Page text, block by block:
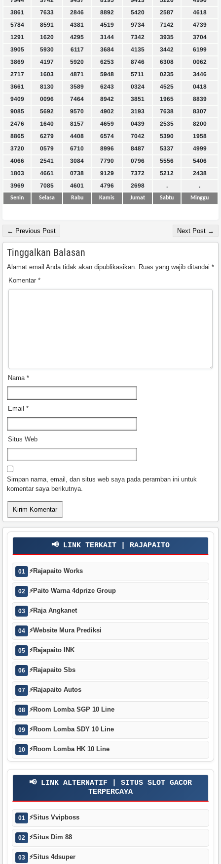
3861
7633 2846 8892 5420 2587
4618
5784
8591 4381 4519 9734 7142
4739
1291
1620 4295 3144 7342 3935
3704
3905
5930 6117 3684 4135 3442
6199
3869
4197 5920 6253 8746 6308
0062
2717
1603 4871 5948 5711 0235
3446
3661
8130 3589 6243 0324 4525
0418
9409
0096 7464 8942 3851 1965
8839
9085
5692 9570 4902 3193 7638
8307
2476
1640 8157 4659 0439 2535
8200
8865
6279 4408 6574 7042 5390
1958
3720
0579 6710 8996 8487 5337
4999
4066
2541 3084 7790 0796 5556
5406
1803
4661 0738 9129 7372 5212
2438
3969
7085 4601 4796 2698 . .
Senin Selasa Rabu Kamis Jumat Sabtu Minggu
← Previous Post Next Post →
Tinggalkan Balasan
Alamat email Anda tidak akan dipublikasikan. Ruas yang wajib ditandai *
Komentar *
Nama *
Email *
Situs Web
Simpan nama, email, dan situs web saya pada peramban ini untuk
komentar saya berikutnya.
📢 LINK TERKAIT | RAJAPAITO
01 ⚡Rajapaito Works
02 ⚡Paito Warna 4dprize Group
03 ⚡Raja Angkanet
04 ⚡Website Mura Prediksi
05 ⚡Rajapaito INK
06 ⚡Rajapaito Sbs
07 ⚡Rajapaito Autos
08 ⚡Room Lomba SGP 10 Line
09 ⚡Room Lomba SDY 10 Line
10 ⚡Room Lomba HK 10 Line
📢 LINK ALTERNATIF | SITUS SLOT GACOR
TERPERCAYA
01 ⚡Situs Vvipboss
02 ⚡Situs Dim 88
03 ⚡Situs 4dsuper